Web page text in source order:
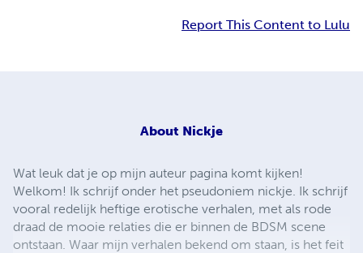
Report This Content to Lulu
About Nickje
Wat leuk dat je op mijn auteur pagina komt kijken!
Welkom! Ik schrijf onder het pseudoniem nickje. Ik schrijf
vooral redelijk heftige erotische verhalen, met als rode
draad de mooie relaties die er binnen de BDSM scene
ontstaan. Waar mijn verhalen bekend om staan, is het feit